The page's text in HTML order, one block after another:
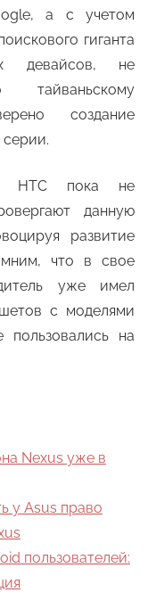
а с учетом
гиганта
девайсов, не
создание
HTC пока не
данную
развитие
что в свое
уже имел
с моделями
на
Nexus уже в
у Asus право
пользователей: